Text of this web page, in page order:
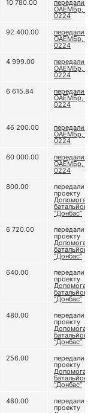
10 780.00 передали 79
ОАЕМБр, в/ч А
0224
92 400.00 передали 79
ОАЕМБр, в/ч А
0224
4 999.00 передали 79
ОАЕМБр, в/ч А
0224
6 615.84 передали 79
ОАЕМБр, в/ч А
0224
46 200.00 передали 79
ОАЕМБр, в/ч А
0224
60 000.00 передали 79
ОАЕМБр, в/ч А
0224
800.00 передали
проекту
Допомога
батальйону
“Донбас”
6 720.00 передали
проекту
Допомога
батальйону
“Донбас”
640.00 передали
проекту
Допомога
батальйону
“Донбас”
480.00 передали
проекту
Допомога
батальйону
“Донбас”
256.00 передали
проекту
Допомога
батальйону
“Донбас”
480.00 передали
проекту